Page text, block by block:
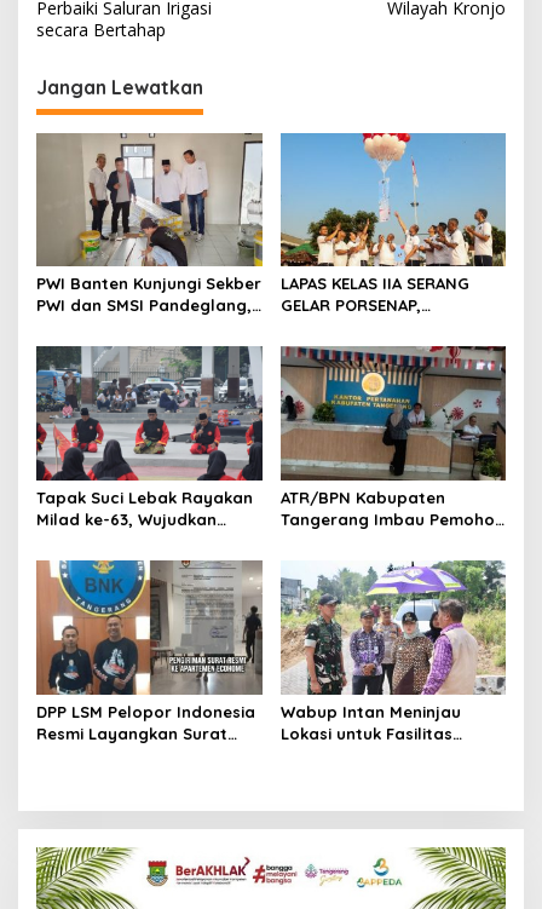
i
a
s
s
Perbaiki Saluran Irigasi
secara Bertahap
Wilayah Kronjo
Jangan Lewatkan
PWI Banten Kunjungi Sekber
PWI dan SMSI Pandeglang,
Konferensi Organisasi
LAPAS KELAS IIA SERANG
GELAR PORSENAP,
DAN KEBERSAMAAN
Tapak Suci Lebak Rayakan
Milad ke-63, Wujudkan
Menuju Kancah Dunia
ATR/BPN Kabupaten
Tangerang Imbau Pemohon
Berkas Mandek
DPP LSM Pelopor Indonesia
Resmi Layangkan Surat
Wabup Intan Meninjau
Lokasi untuk Fasilitas